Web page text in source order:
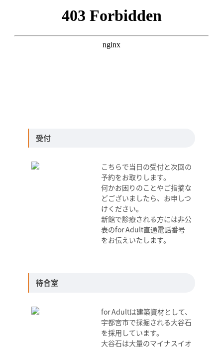
受付
こちらで当日の受付と次回の
予約をお取りします。
何かお困りのことやご指摘な
どございましたら、お申しつ
けください。
新館で診療される方には非公
表のfor Adult直通電話番号
をお伝えいたします。
待合室
for Adultは建築資材として、
宇都宮市で採掘される大谷石
を採用しています。
大谷石は大量のマイナスイオ